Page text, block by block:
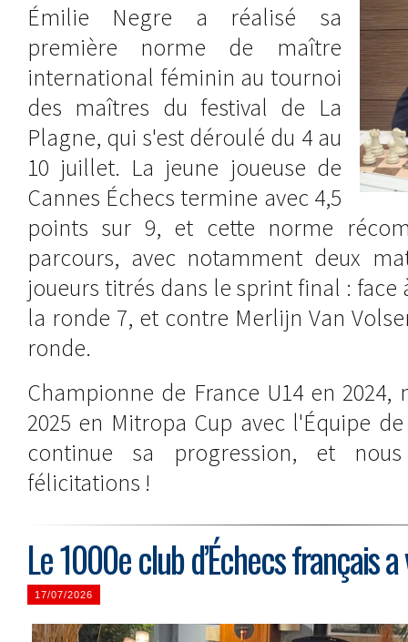
Émilie Negre a réalisé sa
première norme de maître
international féminin au tournoi
des maîtres du festival de La
Plagne, qui s'est déroulé du 4 au
10 juillet. La jeune joueuse de
Cannes Échecs termine avec 4,5
points sur 9, et cette norme
parcours, avec notamment deux
joueurs titrés dans le sprint final : face
la ronde 7, et contre Merlijn Van
ronde.
Championne de France U14 en
2025 en Mitropa Cup avec l'Équipe
continue sa progression, et
félicitations !
Le 1000e club d’Échecs français
17/07/2026